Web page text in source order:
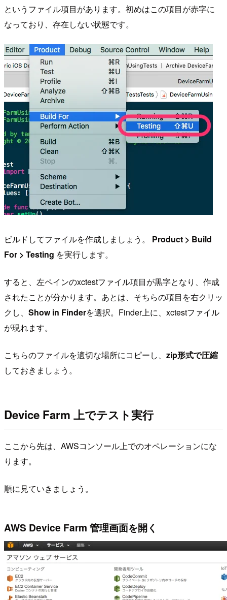
というファイル項目があります。初めはこの項目が赤字に
なっており、存在しない状態です。
ビルドしてファイルを作成しましょう。 Product > Build
For > Testing を実行します。
すると、左ペインのxctestファイル項目が黒字となり、作成
されたことが分かります。あとは、そちらの項目を右クリッ
クし、 Show in Finderを選択。Finder上に、xctestファイル
が現れます。
こちらのファイルを適切な場所にコピーし、 zip形式で圧縮
しておきましょう。
Device Farm 上でテスト実行
ここから先は、AWSコンソール上でのオペレーションにな
ります。
順に見ていきましょう。
AWS Device Farm 管理画面を開く